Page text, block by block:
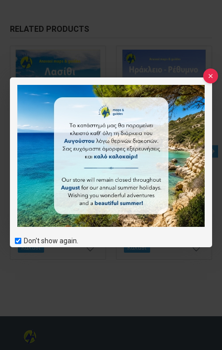
Don't show again.
RELATED PRODUCTS
Λασίθι • Οδικός χάρτης 1:100.000
9.50€
Καλάθι
Ηράκλειο - Ρέθυμνο • Οδικός χάρτης 1:100.000
9.50€
Καλάθι